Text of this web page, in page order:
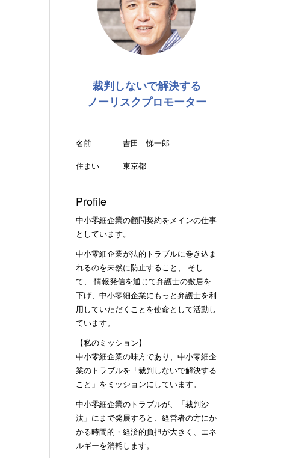
裁判しないで解決する
ノーリスクプロモーター
名前
吉田 悌一郎
住まい
東京都
Profile
中小零細企業の顧問契約をメインの仕事
としています。
中小零細企業が法的トラブルに巻き込ま
れるのを未然に防止すること、 そし
て、 情報発信を通じて弁護士の敷居を
下げ、中小零細企業にもっと弁護士を利
用していただくことを使命として活動し
ています。
【私のミッション】
中小零細企業の味方であり、中小零細企
業のトラブルを「裁判しないで解決する
こと」をミッションにしています。
中小零細企業のトラブルが、「裁判沙
汰」にまで発展すると、経営者の方にか
かる時間的・経済的負担が大きく、エネ
ルギーを消耗します。